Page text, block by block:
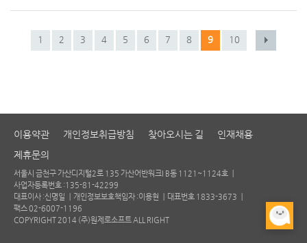
1 2 3 4 5 6 7 8 9 10
이용약관 개인정보취급방침 찾아오시는 길
인재채용
제휴문의
서울시 금천구 가산디지털2로 135 가산어반워크I B동 1121~1124호 ㅣ
사업자등록번호 :135-81-42299
대표이사 :신명일 ㅣ 개인정보보호책임자 :이용현 ㅣ 대표번호 1833-3673 ㅣ
팩스 02-6007-1196
COPYRIGHT 2014 (주)원제로소프트 ALL RIGHT